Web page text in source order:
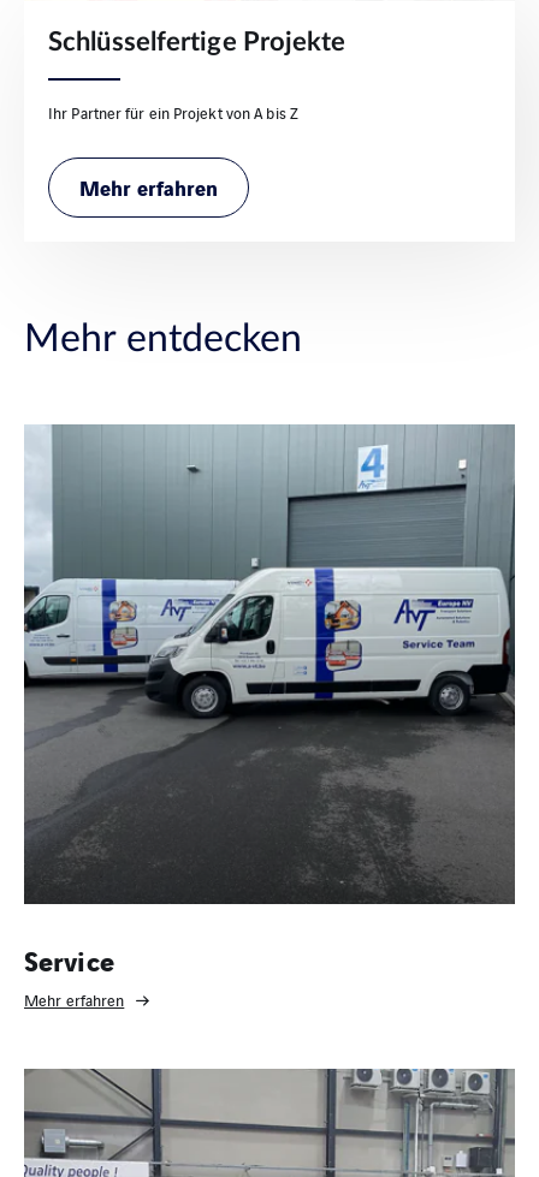
Schlüsselfertige Projekte
Ihr Partner für ein Projekt von A bis Z
Mehr erfahren
Mehr entdecken
Service
Mehr erfahren